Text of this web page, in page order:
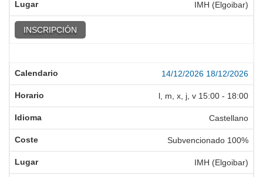
IMH (Elgoibar)
INSCRIPCIÓN
14/12/2026 18/12/2026
l, m, x, j, v 15:00 - 18:00
Castellano
Subvencionado 100%
IMH (Elgoibar)